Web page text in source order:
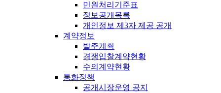
민원처리기준표
정보공개목록
개인정보 제3자 제공 공개
계약정보
발주계획
경쟁입찰계약현황
수의계약현황
통화정책
공개시장운영 공지